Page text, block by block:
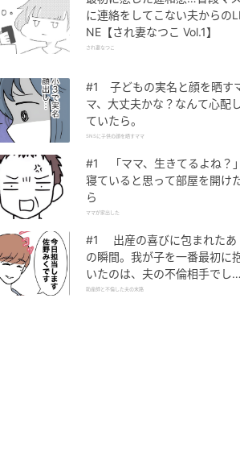
に連絡をしてこない夫からのLI
NE【され妻なつこ Vol.1】
され妻なつこ
#1 子どもの実名と顔を晒す
マ、大丈夫かな？なんて心配
ていたら。
SNSに子供の顔を晒すママ
#1 「ママ、生きてるよね？」
寝ていると思って部屋を開け
ら
ママが家出した
#1 出産の喜びに包まれたあ
の瞬間。我が子を一番最初に
いたのは、夫の不倫相手でし
た。
助産師と不倫した夫の末路